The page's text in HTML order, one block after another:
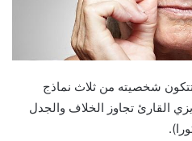
تتكون شخصيته من ثلاث نماذج
القارئ تجاوز الخلاف والجدل